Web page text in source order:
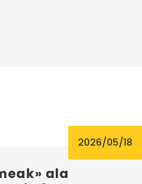
2026/05/18
ala